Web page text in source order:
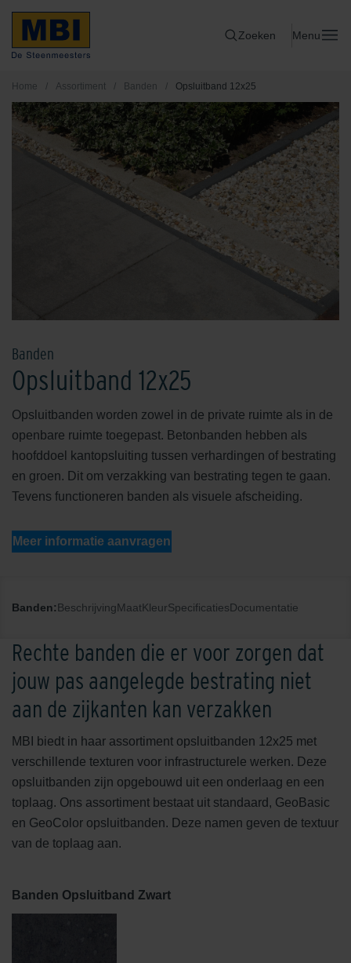
Zoeken Menu
Home / Assortiment / Banden / Opsluitband 12x25
Banden
Opsluitband 12x25
Opsluitbanden worden zowel in de private ruimte als in de
openbare ruimte toegepast. Betonbanden hebben als
hoofddoel kantopsluiting tussen verhardingen of bestrating
en groen. Dit om verzakking van bestrating tegen te gaan.
Tevens functioneren banden als visuele afscheiding.
Meer informatie aanvragen
Banden:BeschrijvingMaatKleurSpecificatiesDocumentatie
Rechte banden die er voor zorgen dat
jouw pas aangelegde bestrating niet
aan de zijkanten kan verzakken
MBI biedt in haar assortiment opsluitbanden 12x25 met
verschillende texturen voor infrastructurele werken. Deze
opsluitbanden zijn opgebouwd uit een onderlaag en een
toplaag. Ons assortiment bestaat uit standaard, GeoBasic
en GeoColor opsluitbanden. Deze namen geven de textuur
van de toplaag aan.
Banden Opsluitband Zwart